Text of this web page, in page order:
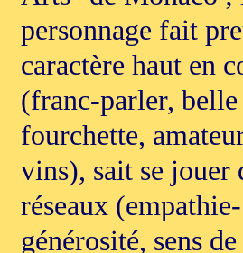
personnage fait
caractère haut en
(franc-parler, belle
fourchette,
vins), sait se jouer
réseaux (empathie-
générosité, sens